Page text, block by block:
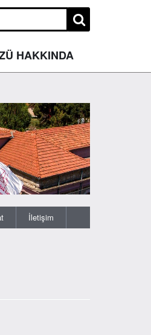
HAKKINDA
İletişim